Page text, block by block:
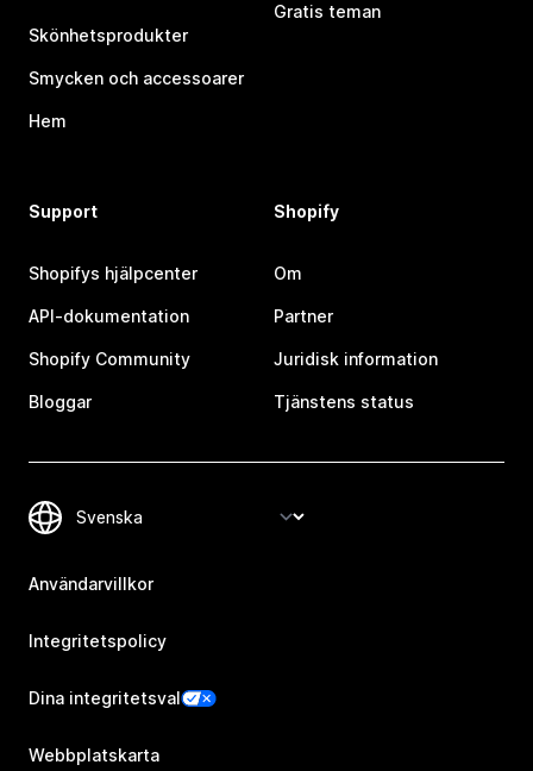
Skönhetsprodukter
Smycken och accessoarer
Hem
Gratis teman
Support
Shopifys hjälpcenter
API-dokumentation
Shopify Community
Bloggar
Shopify
Om
Partner
Juridisk information
Tjänstens status
Användarvillkor
Integritetspolicy
Dina integritetsval
Webbplatskarta